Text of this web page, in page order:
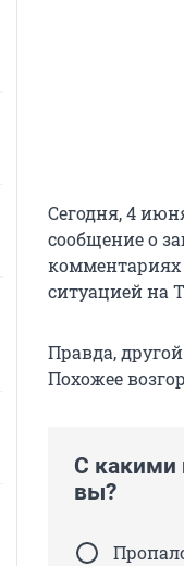
Сегодня, 4
сообщение о
комментариях
ситуацией на
Правда,
Похожее
С какими
вы?